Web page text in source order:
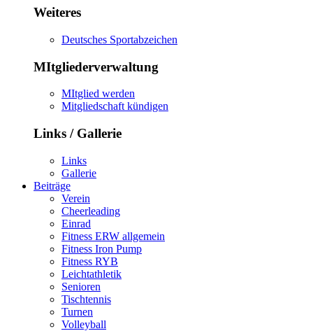
Weiteres
Deutsches Sportabzeichen
MItgliederverwaltung
MItglied werden
Mitgliedschaft kündigen
Links / Gallerie
Links
Gallerie
Beiträge
Verein
Cheerleading
Einrad
Fitness ERW allgemein
Fitness Iron Pump
Fitness RYB
Leichtathletik
Senioren
Tischtennis
Turnen
Volleyball